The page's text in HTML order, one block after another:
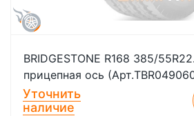
BRIDGESTONE R168 385/
прицепная ось
Уточнить
наличие